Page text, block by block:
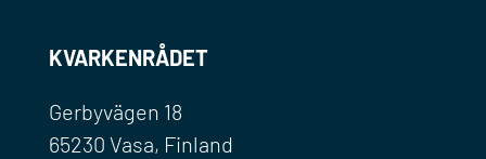
KVARKENRÅDET
Gerbyvägen 18
65230 Vasa, Finland